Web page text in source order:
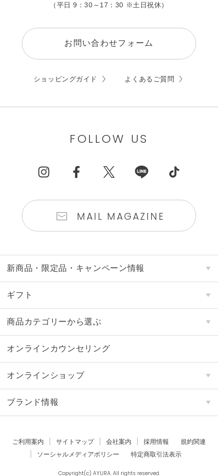
（平日 9：30～17：30 ※土日祝休）
お問い合わせフォーム
ショッピングガイド よくあるご質問
FOLLOW US
MAIL MAGAZINE
新商品・限定品・キャンペーン情報
ギフト
商品カテゴリーから選ぶ
オンラインカウンセリング
オンラインショップ
ブランド情報
ご利用案内 サイトマップ 会社案内 採用情報
規約関連
ソーシャルメディアポリシー
特定商取引法表示
Copyright(c) AYURA. All rights reserved.